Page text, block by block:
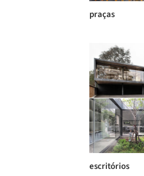
praças
escritórios